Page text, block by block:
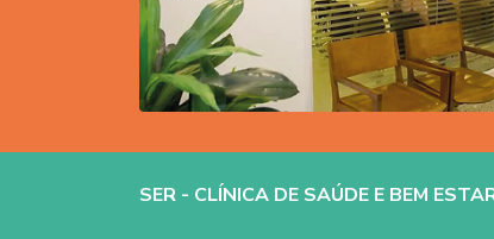
SER - CLÍNICA DE SAÚDE E BEM